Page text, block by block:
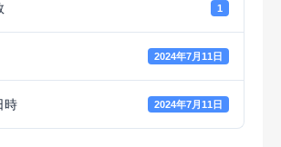
1
2024年7月11日
時 2024年7月11日